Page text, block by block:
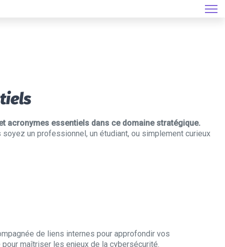
acronymes essentiels dans ce domaine stratégique.
un professionnel, un étudiant, ou simplement curieux
de liens internes pour approfondir vos
maîtriser les enjeux de la cybersécurité.